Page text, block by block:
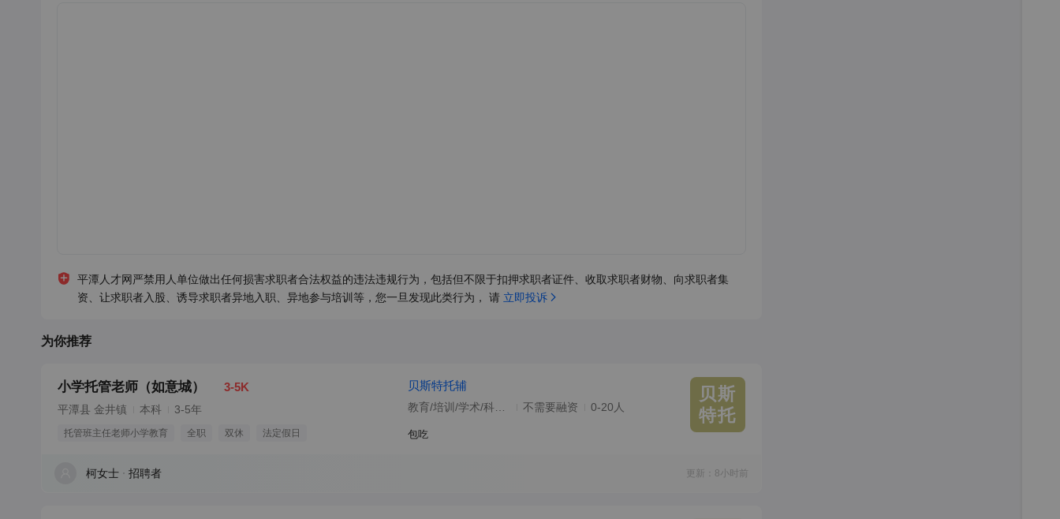
平潭人才网严禁用人单位做出任何损害求职者合法权益的违法违规行为，包括但不限于扣押求职者证件、收取求职者财物、向求职者集
资、让求职者入股、诱导求职者异地入职、异地参与培训等，您一旦发现此类行为， 请 立即投诉
为你推荐
小学托管老师（如意城） 3-5K
平潭县 金井镇 本科 3-5年
托管班主任老师小学教育 全职 双休 法定假日
贝斯特托辅
不需要融资 0-20人
包吃
贝斯
特托
柯女士 招聘者 更新：8小时前